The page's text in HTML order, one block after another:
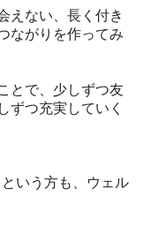
えない、長く付き
ながりを作ってみ
とで、少しずつ友
ずつ充実していく
いう方も、ウェル